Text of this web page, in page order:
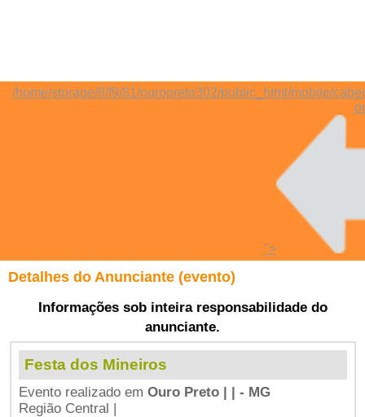
/home/storage/8/f9/81/ouropreto302/public_html/mobile/
">
Detalhes do Anunciante (evento)
Informações sob inteira responsabilidade do
anunciante.
Festa dos Mineiros
Evento realizado em Ouro Preto | | - MG
Região Central |